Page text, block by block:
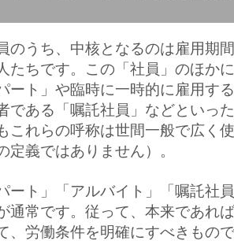
のうち、中核となるのは雇用期
たちです。この「社員」のほか
ート」や臨時に一時的に雇用す
である「嘱託社員」などといっ
これらの呼称は世間一般で広く
定義ではありません）。
ート」「アルバイト」「嘱託社
通常です。従って、本来であれ
、労働条件を明確にすべきもの